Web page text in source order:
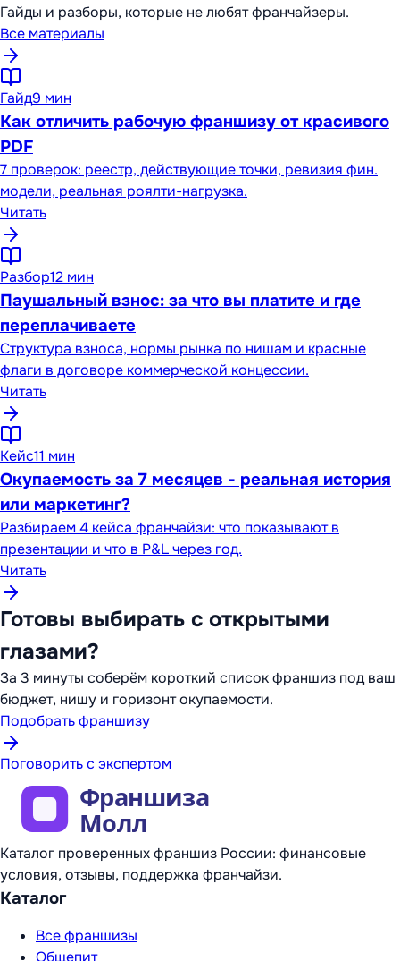
Гайды и разборы, которые не любят франчайзеры.
Все материалы
Гайд9 мин
Как отличить рабочую франшизу от красивого
PDF
7 проверок: реестр, действующие точки, ревизия фин.
модели, реальная роялти-нагрузка.
Читать
Разбор12 мин
Паушальный взнос: за что вы платите и где
переплачиваете
Структура взноса, нормы рынка по нишам и красные
флаги в договоре коммерческой концессии.
Читать
Кейс11 мин
Окупаемость за 7 месяцев - реальная история
или маркетинг?
Разбираем 4 кейса франчайзи: что показывают в
презентации и что в P&L через год.
Читать
Готовы выбирать с открытыми
глазами?
За 3 минуты соберём короткий список франшиз под ваш
бюджет, нишу и горизонт окупаемости.
Подобрать франшизу
Поговорить с экспертом
Каталог проверенных франшиз России: финансовые
условия, отзывы, поддержка франчайзи.
Каталог
Все франшизы
Общепит